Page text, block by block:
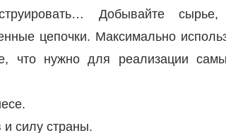
Добывайте
цепочки. Максимально
что нужно для реализации
и силу страны.